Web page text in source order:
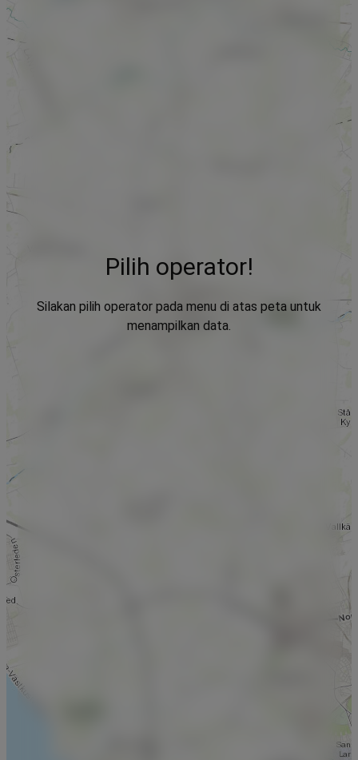
Pilih operator!
Silakan pilih operator pada menu di atas peta untuk
menampilkan data.